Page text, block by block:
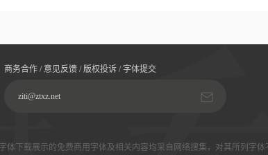
商务合作 / 意见反馈 / 版权投诉 / 字体提交
ziti@ztxz.net
体下载展示的免费商用字体及相关内容均采自网络搜集，对其所列字